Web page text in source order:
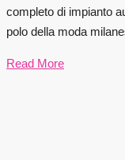
completo di impianto
polo della moda
Read More